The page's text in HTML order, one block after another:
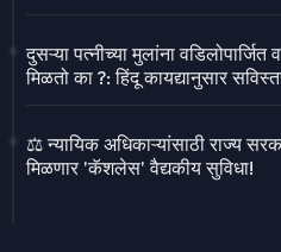
दुसऱ्या पत्नीच्या मुलांना
मिळतो का ?: हिंदू कायद्यानुसार
⚖️ न्यायिक अधिकाऱ्यांसाठी राज्य
मिळणार 'कॅशलेस' वैद्यकीय सुविधा!